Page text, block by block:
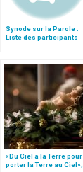
Synode sur la Parole :
Liste des participants
«Du Ciel à la Terre pour
porter la Terre au Ciel»,